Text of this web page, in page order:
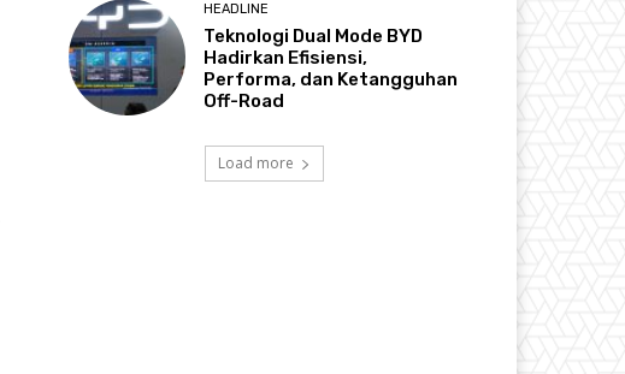
HEADLINE
Teknologi Dual Mode BYD
Hadirkan Efisiensi,
Performa, dan Ketangguhan
Off-Road
Load more